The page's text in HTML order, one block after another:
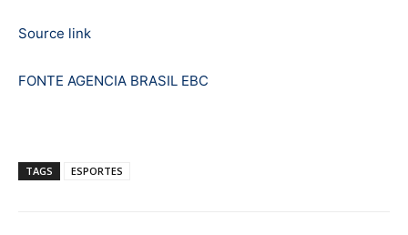
Source link
FONTE AGENCIA BRASIL EBC
TAGS ESPORTES